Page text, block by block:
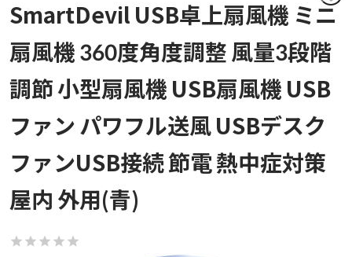
SmartDevil USB卓上扇風機 ミニ
扇風機 360度角度調整 風量3段階
調節 小型扇風機 USB扇風機 USB
ファン パワフル送風 USBデスク
ファンUSB接続 節電 熱中症対策
屋内 外用(青)